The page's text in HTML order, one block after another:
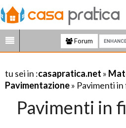
Forum
tu sei in :casapratica.net »
Pavimentazione» Pavimenti
Pavimenti in